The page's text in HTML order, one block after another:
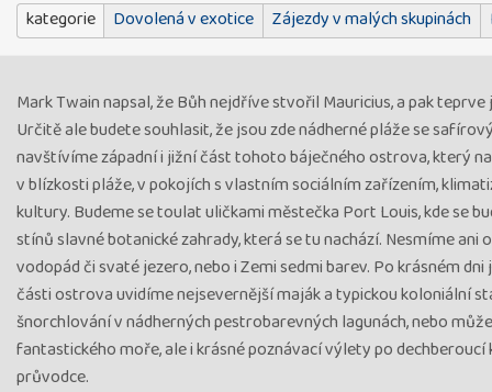
kategorie Dovolená v exotice Zájezdy v malých skupinách
Mark Twain napsal, že Bůh nejdříve stvořil Mauricius, a pak
Určitě ale budete souhlasit, že jsou zde nádherné pláže se
navštívíme západní i jižní část tohoto báječného ostrova, který
v blízkosti pláže, v pokojích s vlastním sociálním zařízením,
kultury. Budeme se toulat uličkami městečka Port Louis, kde se
stínů slavné botanické zahrady, která se tu nachází. Nesmíme
vodopád či svaté jezero, nebo i Zemi sedmi barev. Po krásném
části ostrova uvidíme nejsevernější maják a typickou koloniální
šnorchlování v nádherných pestrobarevných lagunách, nebo
fantastického moře, ale i krásné poznávací výlety po
průvodce.